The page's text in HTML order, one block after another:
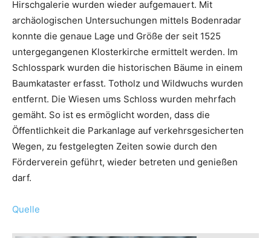
Hirschgalerie wurden wieder aufgemauert. Mit
archäologischen Untersuchungen mittels Bodenradar
konnte die genaue Lage und Größe der seit 1525
untergegangenen Klosterkirche ermittelt werden. Im
Schlosspark wurden die historischen Bäume in einem
Baumkataster erfasst. Totholz und Wildwuchs wurden
entfernt. Die Wiesen ums Schloss wurden mehrfach
gemäht. So ist es ermöglicht worden, dass die
Öffentlichkeit die Parkanlage auf verkehrsgesicherten
Wegen, zu festgelegten Zeiten sowie durch den
Förderverein geführt, wieder betreten und genießen
darf.
Quelle